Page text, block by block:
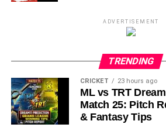
ADVERTISEMENT
TRENDING
CRICKET 23 hours ago
ML vs TRT
Match 25: Pitch
& Fantasy Tips